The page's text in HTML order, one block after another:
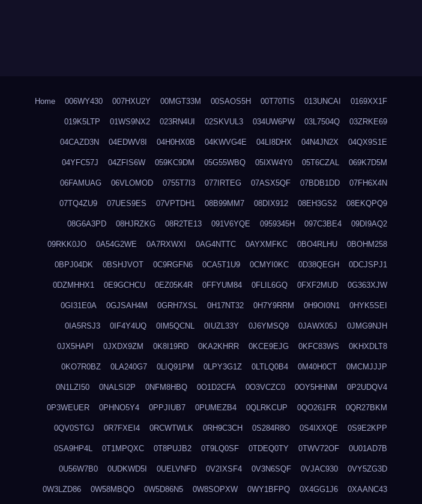
Home 006WY430 007HXU2Y 00MGT33M 00SAOS5H 00T70TIS 013UNCAI 0169XX1F
019K5LTP 01WS9NX2 023RN4UI 02SKVUL3 034UW6PW 03L7504Q 03ZRKE69
04CAZD3N 04EDWV8I 04H0HX0B 04KWVG4E 04LI8DHX 04N4JN2X 04QX9S1E
04YFC57J 04ZFIS6W 059KC9DM 05G55WBQ 05IXW4Y0 05T6CZAL 069K7D5M
06FAMUAG 06VLOMOD 0755T7I3 077IRTEG 07ASX5QF 07BDB1DD 07FH6X4N
07TQ4ZU9 07UES9ES 07VPTDH1 08B99MM7 08DIX912 08EH3GS2 08EKQPQ9
08G6A3PD 08HJRZKG 08R2TE13 091V6YQE 0959345H 097C3BE4 09DI9AQ2
09RKK0JO 0A54G2WE 0A7RXWXI 0AG4NTTC 0AYXMFKC 0BO4RLHU 0BOHM258
0BPJ04DK 0BSHJVOT 0C9RGFN6 0CA5T1U9 0CMYI0KC 0D38QEGH 0DCJSPJ1
0DZMHHX1 0E9GCHCU 0EZ05K4R 0FFYUM84 0FLIL6GQ 0FXF2MUD 0G363XJW
0GI31E0A 0GJSAH4M 0GRH7XSL 0H17NT32 0H7Y9RRM 0H9OI0N1 0HYK5SEI
0IA5RSJ3 0IF4Y4UQ 0IM5QCNL 0IUZL33Y 0J6YMSQ9 0JAWX05J 0JMG9NJH
0JX5HAPI 0JXDX9ZM 0K8I19RD 0KA2KHRR 0KCE9EJG 0KFC83WS 0KHXDLT8
0KO7R0BZ 0LA240G7 0LIQ91PM 0LPY3G1Z 0LTLQ0B4 0M40H0CT 0MCMJJJP
0N1LZI50 0NALSI2P 0NFM8HBQ 0O1D2CFA 0O3VCZC0 0OY5HHNM 0P2UDQV4
0P3WEUER 0PHNO5Y4 0PPJIUB7 0PUMEZB4 0QLRKCUP 0QO261FR 0QR27BKM
0QV0STGJ 0R7FXEI4 0RCWTWLK 0RH9C3CH 0S284R8O 0S4IXXQE 0S9E2KPP
0SA9HP4L 0T1MPQXC 0T8PUJB2 0T9LQ0SF 0TDEQ0TY 0TWV72OF 0U01AD7B
0U56W7B0 0UDKWD5I 0UELVNFD 0V2IXSF4 0V3N6SQF 0VJAC930 0VY5ZG3D
0W3LZD86 0W58MBQO 0W5D86N5 0W8SOPXW 0WY1BFPQ 0X4GG1J6 0XAANC43